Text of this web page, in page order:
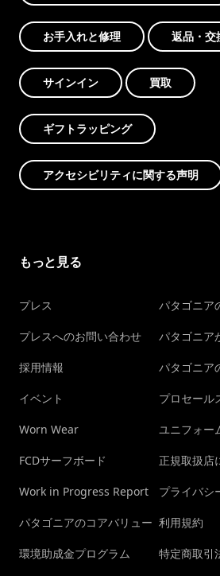
お手入れと修理 返品・交
サインイン 買取
ギフトラッピング
アクセシビリティに関する声明
もっと見る
プレス
プレスへのお問い合わせ
採用情報
イベント
Worn Wear
FCDサーフボード
Work in Progress Report
パタゴニアのコアバリュー
環境助成金プログラム
パタゴニア
パタゴニア
パタゴニア
プロセール
ユニフォー
正規取扱店
プライバシ
利用規約
特定商取引